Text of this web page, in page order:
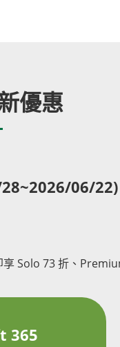
優惠
06/22)
Solo 73 折、
365